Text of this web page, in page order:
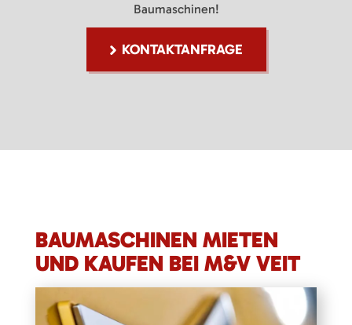
Baumaschinen!
KONTAKTANFRAGE
BAUMASCHINEN MIETEN
UND KAUFEN BEI M&V VEIT